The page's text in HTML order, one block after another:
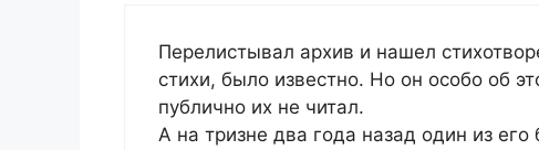
Перелистывал архив и нашел
стихи, было известно. Но он особо об
публично их не читал.
А на тризне два года назад один из